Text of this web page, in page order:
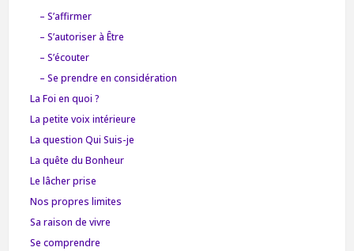
– S’affirmer
– S’autoriser à Être
– S’écouter
– Se prendre en considération
La Foi en quoi ?
La petite voix intérieure
La question Qui Suis-je
La quête du Bonheur
Le lâcher prise
Nos propres limites
Sa raison de vivre
Se comprendre